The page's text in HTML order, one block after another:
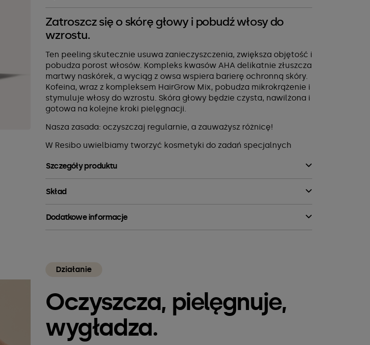
Zatroszcz się o skórę głowy i pobudź włosy do
wzrostu.
Ten peeling skutecznie usuwa zanieczyszczenia, zwiększa objętość i
pobudza porost włosów. Kompleks kwasów AHA delikatnie złuszcza
martwy naskórek, a wyciąg z owsa wspiera barierę ochronną skóry.
Kofeina, wraz z kompleksem HairGrow Mix, pobudza mikrokrążenie i
stymuluje włosy do wzrostu. Skóra głowy będzie czysta, nawilżona i
gotowa na kolejne kroki pielęgnacji.
Nasza zasada: oczyszczaj regularnie, a zauważysz różnicę!
W Resibo uwielbiamy tworzyć kosmetyki do zadań specjalnych
Szczegóły produktu
Skład
Dodatkowe informacje
Działanie
Oczyszcza, pielęgnuje,
wygładza.